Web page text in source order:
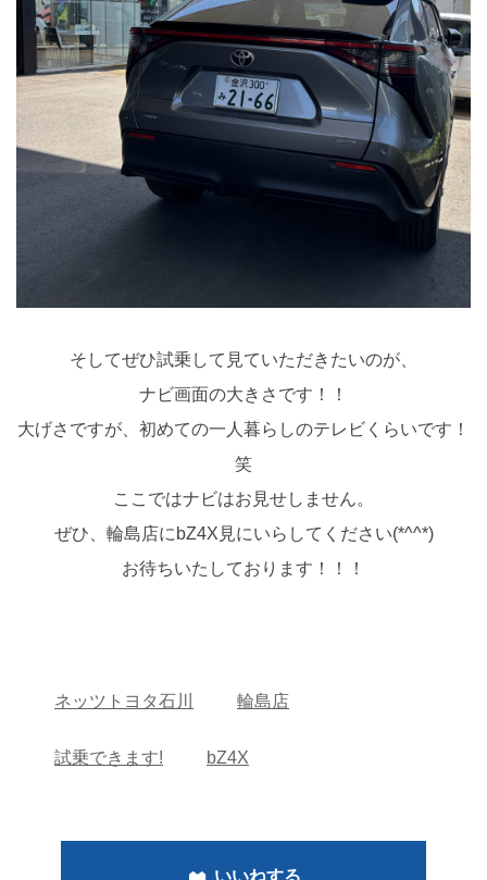
そしてぜひ試乗して見ていただきたいのが、
ナビ画面の大きさです！！
大げさですが、初めての一人暮らしのテレビくらいです！
笑
ここではナビはお見せしません。
ぜひ、輪島店にbZ4X見にいらしてください(*^^*)
お待ちいたしております！！！
ネッツトヨタ石川 輪島店
試乗できます! bZ4X
いいねする